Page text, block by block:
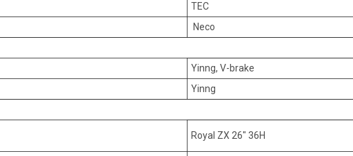
ТЕС
Neco
Yinng, V-brake
Yinng
Royal ZX 26" 36Н